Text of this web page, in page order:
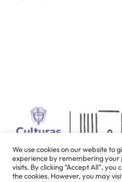
We use cookies on our website to
experience by remembering
visits. By clicking “Accept All”, you
the cookies. However, you may